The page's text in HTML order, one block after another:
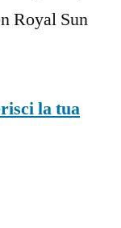
Royal Sun
la tua